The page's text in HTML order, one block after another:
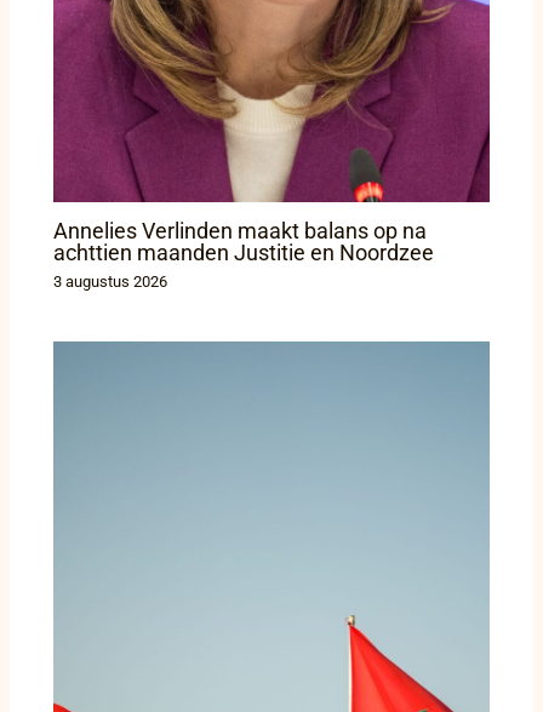
Annelies Verlinden maakt balans op na
achttien maanden Justitie en Noordzee
3 augustus 2026